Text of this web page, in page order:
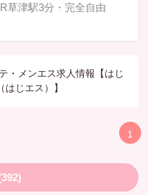
草津駅3分・完全自由
・メンエス求人情報【はじ
じエス）】
1